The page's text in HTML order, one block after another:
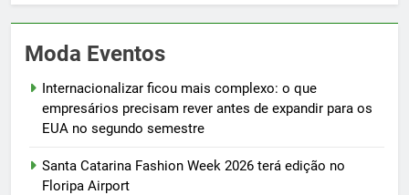
Moda Eventos
Internacionalizar ficou mais complexo: o que
empresários precisam rever antes de expandir para os
EUA no segundo semestre
Santa Catarina Fashion Week 2026 terá edição no
Floripa Airport